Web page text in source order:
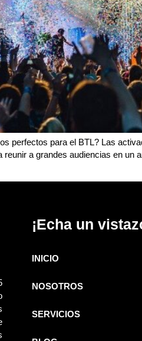
perfectos para el BTL? Las
a grandes audiencias en
¡Echa un
INICIO
NOSOTROS
SERVICIOS